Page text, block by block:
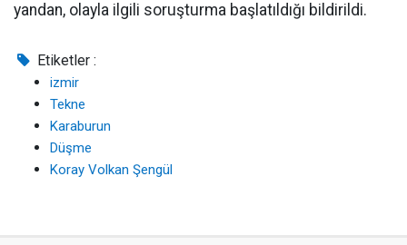
yandan, olayla ilgili soruşturma başlatıldığı bildirildi.
Etiketler :
izmir
Tekne
Karaburun
Düşme
Koray Volkan Şengül